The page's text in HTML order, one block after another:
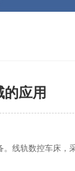
应用
线轨数控车床，